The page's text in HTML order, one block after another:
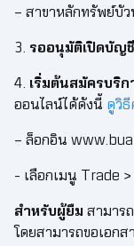
– สาขาหลักทรัพย์บั
3. รออนุมัติเปิดบัญ
4. เริ่มต้นสมัครบริ
ออนไลน์ได้ดังนี้ ดูวิ
– ล็อกอิน
- เลือกเมนู Trade
สำหรับผู้ยืมสามาร
โดยสามารถขอเอก